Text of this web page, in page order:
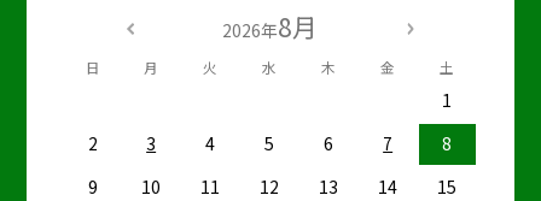
2026年8月
日 月 火 水 木 金 土
1
2
3 4 5 6 7
8
9
10 11 12 13 14
15